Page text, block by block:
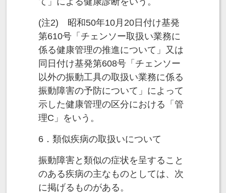
(注2) 昭和50年10月20日付け基発
第610号「チェンソー取扱い業務に
係る健康管理の推進について」又は
同日付け基発第608号「チェンソー
以外の振動工具の取扱い業務に係る
振動障害の予防について」によって
示した健康管理の区分における「管
理C」をいう。
6．類似疾病の取扱いについて
振動障害と類似の症状を呈すること
のある疾病の主なものとしては、次
に掲げるものがある。